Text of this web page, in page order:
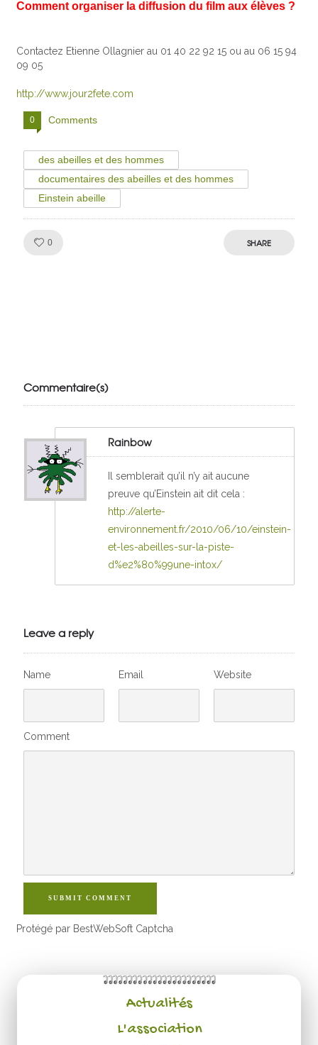
Comment organiser la diffusion du film aux élèves ?
Contactez Etienne Ollagnier au 01 40 22 92 15 ou au 06 15 94
09 05
http://www.jour2fete.com
0 Comments
des abeilles et des hommes
documentaires des abeilles et des hommes
Einstein abeille
0 SHARE
Commentaire(s)
Rainbow
Il semblerait qu’il n’y ait aucune
preuve qu’Einstein ait dit cela :
http://alerte-
environnement.fr/2010/06/10/einstein-
et-les-abeilles-sur-la-piste-
d%e2%80%99une-intox/
Leave a reply
Name Email Website
Comment
SUBMIT COMMENT
Protégé par BestWebSoft Captcha
Actualités
L'association